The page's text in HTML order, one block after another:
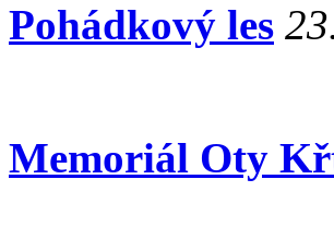
Pohádkový les
Memoriál Oty